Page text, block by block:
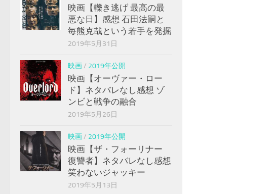
映画【轢き逃げ 最高の最
悪な日】感想 石田法嗣と
毎熊克哉という若手を発掘
2019年5月31日
映画/ 2019年公開
映画【オーヴァー・ロー
ド】ネタバレなし感想 ゾ
ンビと戦争の融合
2019年5月26日
映画/ 2019年公開
映画【ザ・フォーリナー
復讐者】ネタバレなし感想
笑わないジャッキー
2019年5月13日